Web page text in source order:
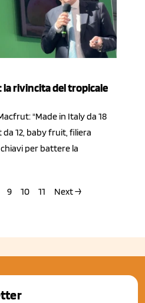
la rivincita del tropicale
"Made in Italy da 18
12, baby fruit, filiera
per battere la
9 10 11 Next →